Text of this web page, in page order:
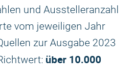
und Ausstelleranzahl
vom jeweiligen Jahr
zur Ausgabe 2023
über 10.000